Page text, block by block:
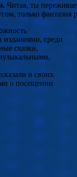
Читая, ты
только фантазия
среди
сказки,
о своих
о посещении